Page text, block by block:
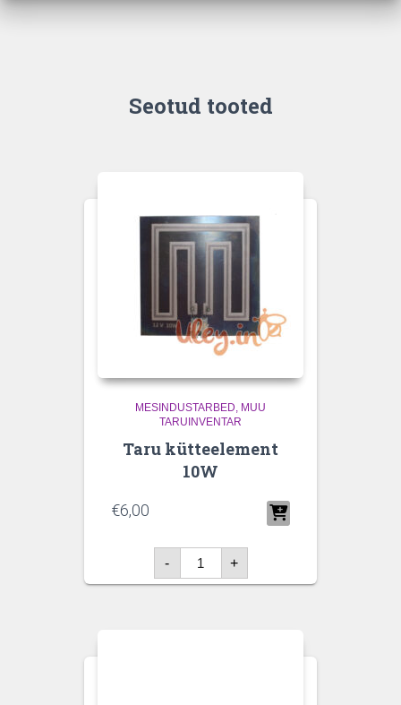
Seotud tooted
MESINDUSTARBED
MUU
TARUINVENTAR
Taru kütteelement
10W
€6,00
-
Taru
kütteelement
10W
kogus
+